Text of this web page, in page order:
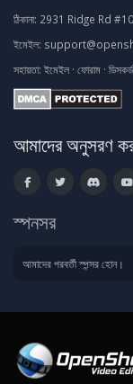
ঠিকানা: 2931 Ridge Rd
ইমেইল:
সহায়তা: ইমেইল · ফোরাম · ডিসকর্ড
আমাদের অনুসরণ
স্পনসর
আমাদের পরবর্তী স্পন্সর হোন।